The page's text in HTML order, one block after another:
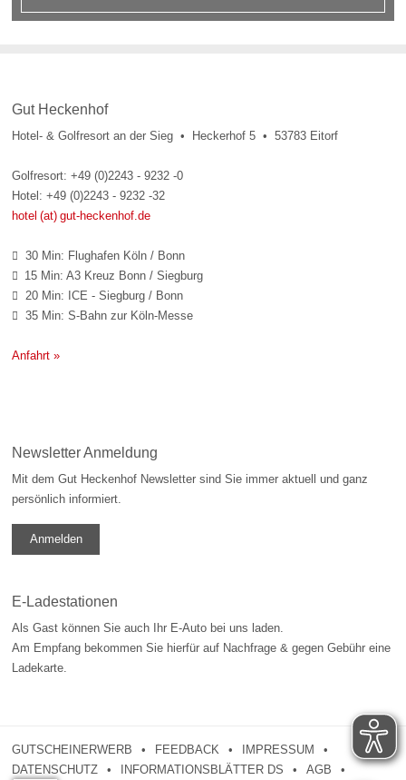
Gut Heckenhof
Hotel- & Golfresort an der Sieg • Heckerhof 5 • 53783 Eitorf
Golfresort: +49 (0)2243 - 9232 -0
Hotel: +49 (0)2243 - 9232 -32
hotel (at) gut-heckenhof.de
 30 Min: Flughafen Köln / Bonn
 15 Min: A3 Kreuz Bonn / Siegburg
 20 Min: ICE - Siegburg / Bonn
 35 Min: S-Bahn zur Köln-Messe
Anfahrt »
Newsletter Anmeldung
Mit dem Gut Heckenhof Newsletter sind Sie immer aktuell und ganz
persönlich informiert.
Anmelden
E-Ladestationen
Als Gast können Sie auch Ihr E-Auto bei uns laden.
Am Empfang bekommen Sie hierfür auf Nachfrage & gegen Gebühr eine
Ladekarte.
GUTSCHEINERWERB FEEDBACK
IMPRESSUM
DATENSCHUTZ
INFORMATIONSBLÄTTER DS AGB